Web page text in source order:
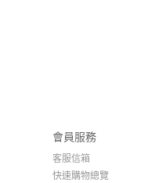
會員服務
客服信箱
快速購物總覽